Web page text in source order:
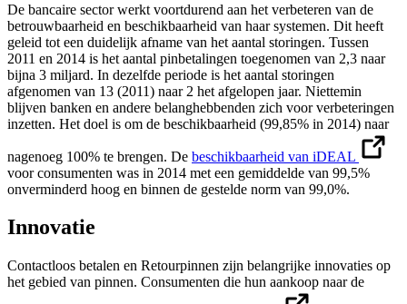
De bancaire sector werkt voortdurend aan het verbeteren van de
betrouwbaarheid en beschikbaarheid van haar systemen. Dit heeft
geleid tot een duidelijk afname van het aantal storingen. Tussen
2011 en 2014 is het aantal pinbetalingen toegenomen van 2,3 naar
bijna 3 miljard. In dezelfde periode is het aantal storingen
afgenomen van 13 (2011) naar 2 het afgelopen jaar. Niettemin
blijven banken en andere belanghebbenden zich voor verbeteringen
inzetten. Het doel is om de beschikbaarheid (99,85% in 2014) naar
nagenoeg 100% te brengen. De beschikbaarheid van iDEAL
voor consumenten was in 2014 met een gemiddelde van 99,5%
onverminderd hoog en binnen de gestelde norm van 99,0%.
Innovatie
Contactloos betalen en Retourpinnen zijn belangrijke innovaties op
het gebied van pinnen. Consumenten die hun aankoop naar de